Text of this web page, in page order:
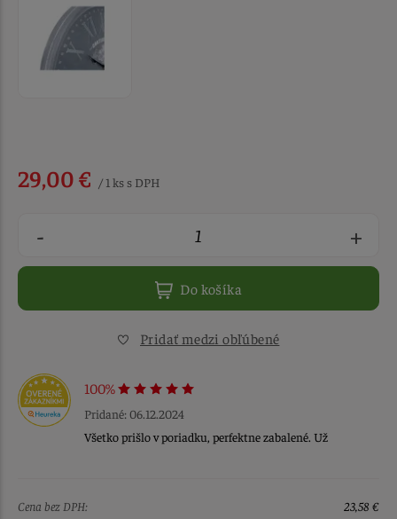
29,00 € / 1 ks s DPH
- +
Do košíka
Pridať medzi obľúbené
100%
Pridané: 06.12.2024
Všetko prišlo v poriadku, perfektne zabalené. Už
Cena bez DPH:
23,58 €